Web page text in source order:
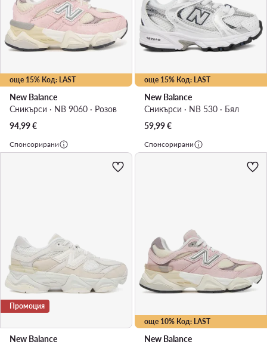
още 15% Код: LAST
New Balance
Сникърси · NB 9060 · Розов
94,99€
още 15% Код: LAST
New Balance
Сникърси · NB 530 · Бял
59,99€
Спонсорирани
Промоция
New Balance
Спонсорирани
още 10% Код: LAST
New Balance